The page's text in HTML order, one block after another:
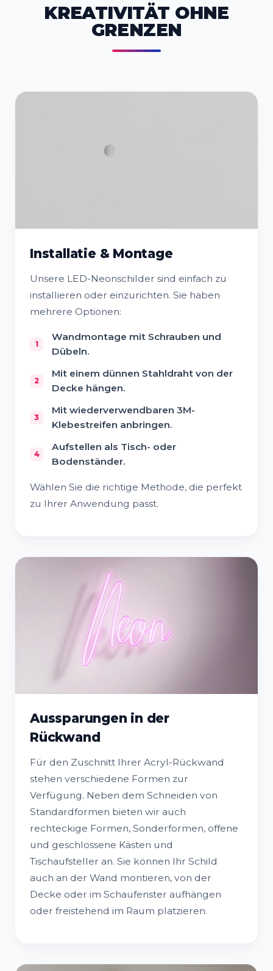
KREATIVITÄT OHNE
GRENZEN
Installatie & Montage
Unsere LED-Neonschilder sind einfach zu
installieren oder einzurichten. Sie haben
mehrere Optionen:
Wandmontage mit Schrauben und
Dübeln.
Mit einem dünnen Stahldraht von der
Decke hängen.
Mit wiederverwendbaren 3M-
Klebestreifen anbringen.
Aufstellen als Tisch- oder
Bodenständer.
Wählen Sie die richtige Methode, die perfekt
zu Ihrer Anwendung passt.
Aussparungen in der
Rückwand
Für den Zuschnitt Ihrer Acryl-Rückwand
stehen verschiedene Formen zur
Verfügung. Neben dem Schneiden von
Standardformen bieten wir auch
rechteckige Formen, Sonderformen, offene
und geschlossene Kästen und
Tischaufsteller an. Sie können Ihr Schild
auch an der Wand montieren, von der
Decke oder im Schaufenster aufhängen
oder freistehend im Raum platzieren.